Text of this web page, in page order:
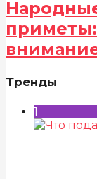
приметы:
Тренды
1